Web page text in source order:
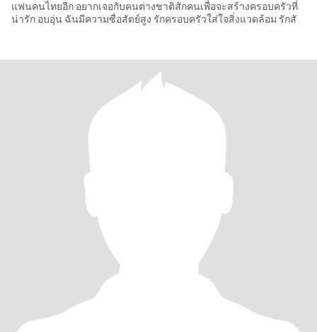
แฟนคนไทยอีก อยากเจอกับคนต่างชาติสักคนเพื่อจะสร้างครอบครัวที่
น่ารัก อบอุ่น ฉันมีความซื่อสัตย์สูง รักครอบครัวใส่ใจสิ่งแวดล้อม รักสั